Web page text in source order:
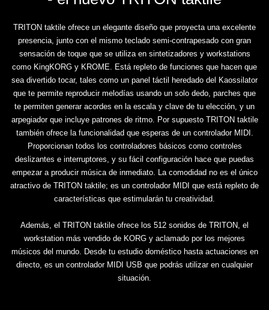
TRITON taktile ofrece un elegante diseño que proyecta una excelente
presencia, junto con el mismo teclado semi-contrapesado con gran
sensación de toque que se utiliza en sintetizadores y workstations
como KingKORG y KROME. Está repleto de funciones que hacen que
sea divertido tocar, tales como un panel táctil heredado del Kaossilator
que te permite reproducir melodías usando un solo dedo, parches que
te permiten generar acordes en la escala y clave de tu elección, y un
arpegiador que incluye patrones de ritmo. Por supuesto TRITON taktile
también ofrece la funcionalidad que esperas de un controlador MIDI.
Proporcionan todos los controladores básicos como controles
deslizantes e interruptores, y su fácil configuración hace que puedas
empezar a producir música de inmediato. La comodidad no es el único
atractivo de TRITON taktile; es un controlador MIDI que está repleto de
características que estimularán tu creatividad.
Además, el TRITON taktile ofrece los 512 sonidos de TRITON, el
workstation más vendido de KORG y aclamado por los mejores
músicos del mundo. Desde tu estudio doméstico hasta actuaciones en
directo, es un controlador MIDI USB que podrás utilizar en cualquier
situación.